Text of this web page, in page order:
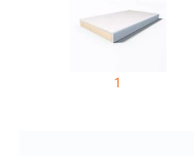
1